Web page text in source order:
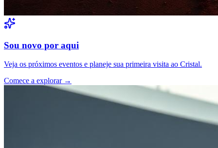
Sou novo por aqui
Veja os próximos eventos e planeje sua primeira visita ao Cristal.
Comece a explorar →